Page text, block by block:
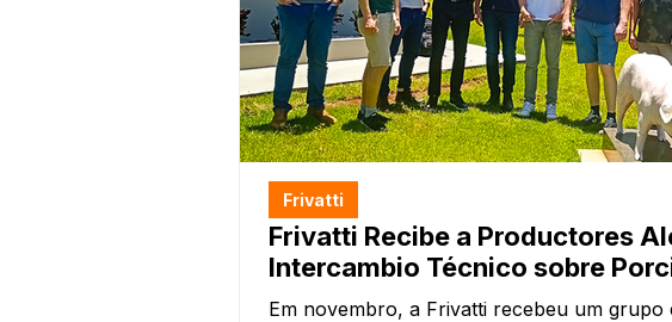
Frivatti Recibe a Productores
Intercambio Técnico sobre
Em novembro, a Frivatti recebeu um grupo
Frivatti